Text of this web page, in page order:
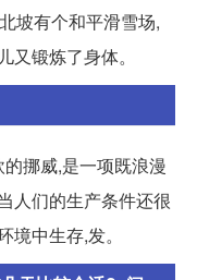
坡有个和平滑雪场,
锻炼了身体。
挪威,是一项既浪漫
人们的生产条件还很
中生存,发。